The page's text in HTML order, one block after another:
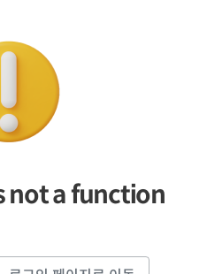
not a function